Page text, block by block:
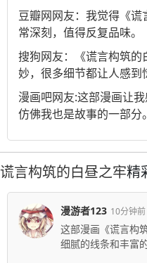
豆瓣网网友：我觉得《
常深刻，值得反复品味。
搜狗网友：《谎言构筑
妙，很多细节都让人感到
漫画吧网友:这部漫画让
仿佛我也是故事的一部分。
谎言构筑的白昼之牢精
漫游者123 10分钟前
这部漫画《谎言构
细腻的线条和丰富